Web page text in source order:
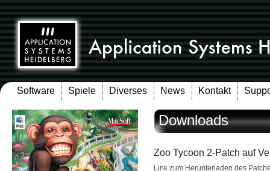
Software Spiele Diverses News Kontakt
Downloads
Zoo Tycoon 2-Patch auf
Link zum Herunterladen des